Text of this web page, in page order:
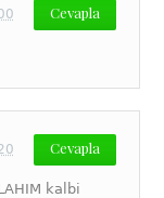
Cevapla
Cevapla
kalbi